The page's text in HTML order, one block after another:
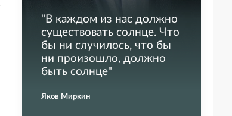
" В каждом из нас должно
существовать солнце. Что
бы ни случилось, что бы
ни произошло, должно
быть солнце"
Яков Миркин